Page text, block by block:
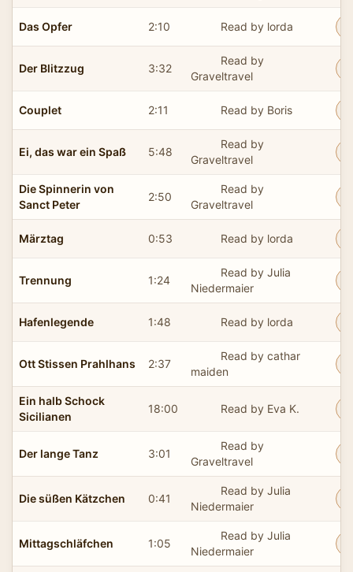
Das Opfer 2:10 Read by lorda
Der Blitzzug 3:32
Read by
Graveltravel
Couplet 2:11 Read by Boris
Ei, das war ein Spaß 5:48
Read by
Graveltravel
Die Spinnerin von
Sanct Peter
2:50
Read by
Graveltravel
Märztag 0:53 Read by lorda
Trennung 1:24
Read by Julia
Niedermaier
Hafenlegende 1:48 Read by lorda
Ott Stissen Prahlhans 2:37
Read by cathar
maiden
Ein halb Schock
Sicilianen
18:00 Read by Eva K.
Der lange Tanz 3:01
Read by
Graveltravel
Die süßen Kätzchen 0:41
Read by Julia
Niedermaier
Mittagschläfchen 1:05
Read by Julia
Niedermaier